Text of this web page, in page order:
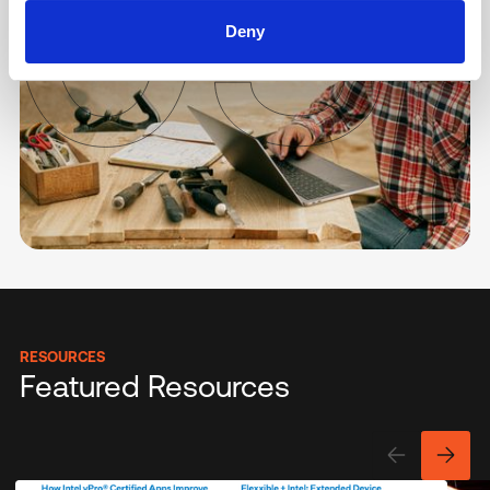
Deny
RESOURCES
Featured Resources